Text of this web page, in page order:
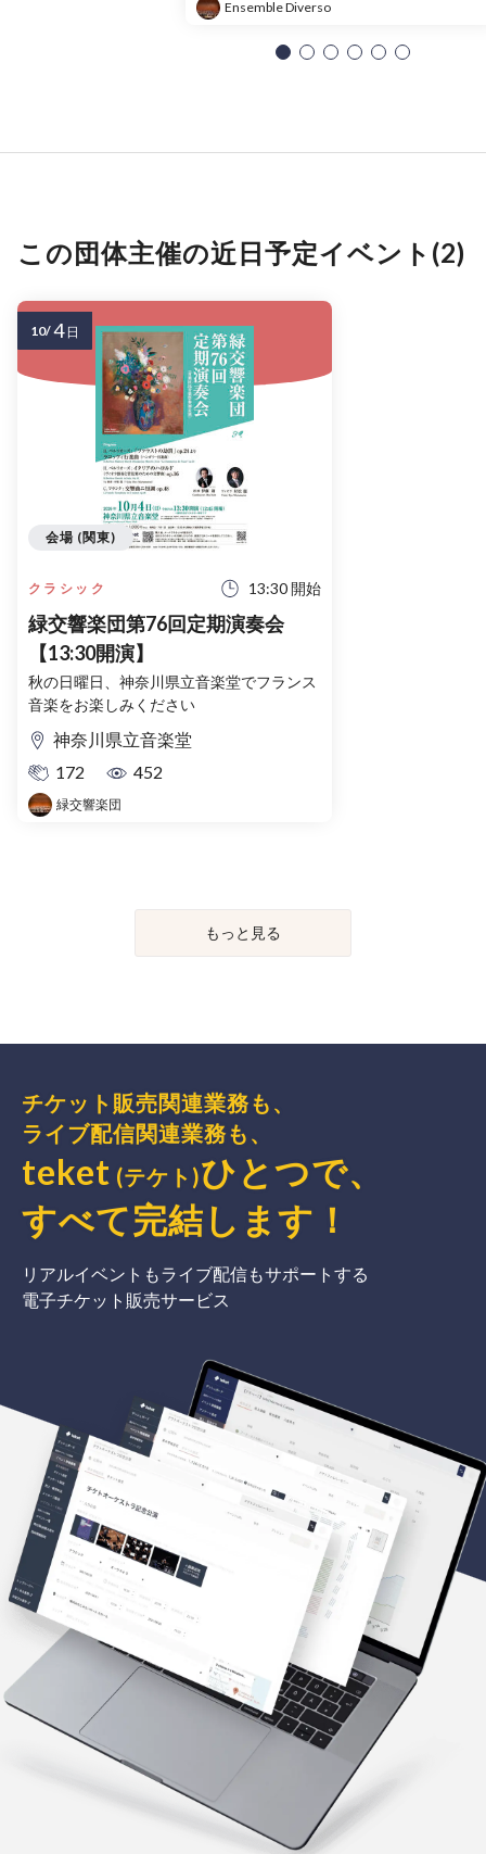
Ensemble Diverso
この団体主催の近日予定イベント(2)
クラシック 13:30 開始
緑交響楽団第76回定期演奏会
【13:30開演】
秋の日曜日、神奈川県立音楽堂でフランス
音楽をお楽しみください
神奈川県立音楽堂
172
452
緑交響楽団
会場 (関東)
10/4 日
もっと見る
チケット販売関連業務も、
ライブ配信関連業務も、
teket (テケト)ひとつで、
すべて完結 します ！
リアルイベントもライブ配信もサポートする
電子チケット販売サービス